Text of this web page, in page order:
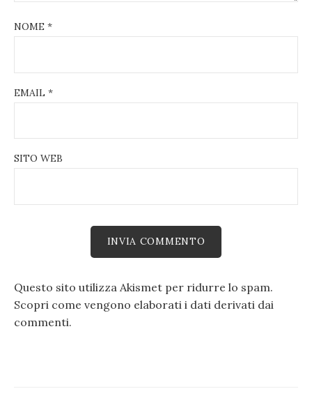
NOME *
EMAIL *
SITO WEB
Questo sito utilizza Akismet per ridurre lo spam.
Scopri come vengono elaborati i dati derivati dai
commenti.